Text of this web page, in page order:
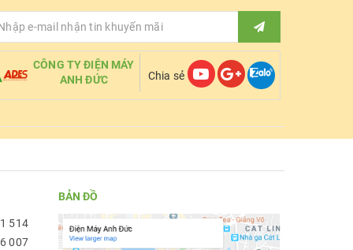
CÔNG TY ĐIỆN MÁY
ANH ĐỨC
Chia sẻ
514
007
BẢN ĐỒ